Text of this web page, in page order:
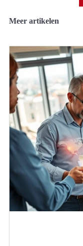
Meer artikelen